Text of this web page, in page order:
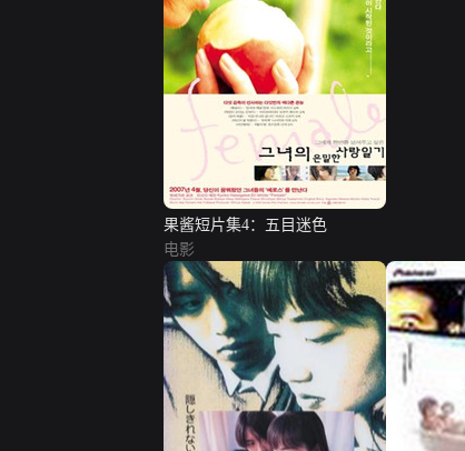
果酱短片集4：五目迷色
电影